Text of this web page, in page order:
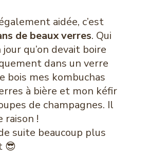
aidée, c’est
de beaux verres. Qui
jour qu’on devait boire
dans un verre
bois mes kombuchas
à bière et mon kéfir
de champagnes. Il
raison !
suite beaucoup plus
😎